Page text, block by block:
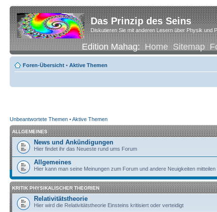
Das Prinzip des Seins
Diskutieren Sie mit anderen Lesern über Physik und
Edition Mahag:Home Sitemap
Foren-Übersicht • Aktive Themen
Unbeantwortete Themen •Aktive Themen
ALLGEMEINES
News und Ankündigungen
Hier findet ihr das Neueste rund ums Forum
Allgemeines
Hier kann man seine Meinungen zum Forum und andere Neuigkeiten mitteilen
KRITIK PHYSIKALISCHER THEORIEN
Relativitätstheorie
Hier wird die Relativitätstheorie Einsteins kritisiert oder verteidigt